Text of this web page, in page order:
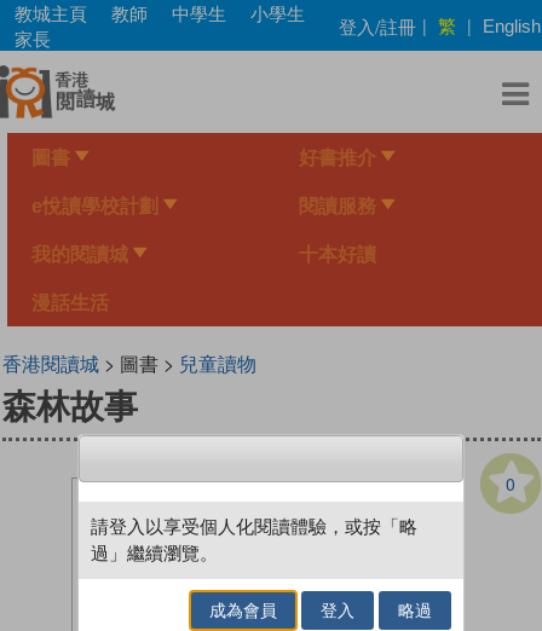
Skip
main
content
教城主頁 教師 中學生
小學生
家長
登入/註冊 | 繁 | English
圖書 好書推介
e悅讀學校計劃 閱讀服務
我的閱讀城 十本好讀
漫話生活
香港閱讀城> 圖書 > 兒童讀物
森林故事
0
請登入以享受個人化閱讀體驗，或按「略
過」繼續瀏覽。
成為會員 登入 略過